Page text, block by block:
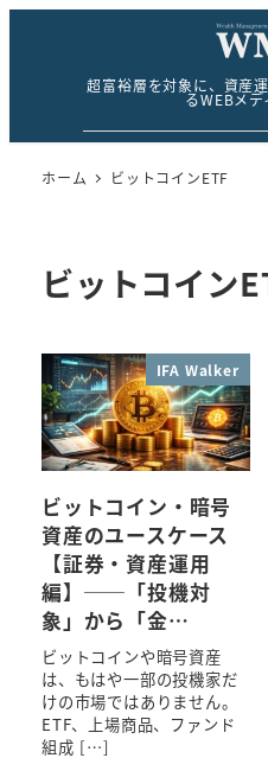
超富裕層を対象に、資産
るWEBメデ
ホーム ビットコインETF
ビットコイン
IFA Walker
ビットコイン・暗号
資産のユースケース
【証券・資産運用
編】──「投機対
象」から「金…
ビットコインや暗号資産
は、もはや一部の投機家だ
けの市場ではありません。
ETF、上場商品、ファンド
組成 […]